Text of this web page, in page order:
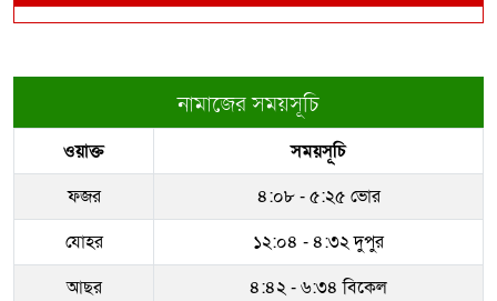
নামাজের সময়সূচি
ওয়াক্ত
সময়সূচি
ফজর
৪:০৮ - ৫:২৫ ভোর
যোহর
১২:০৪ - ৪:৩২ দুপুর
আছর
৪:৪২ - ৬:৩৪ বিকেল